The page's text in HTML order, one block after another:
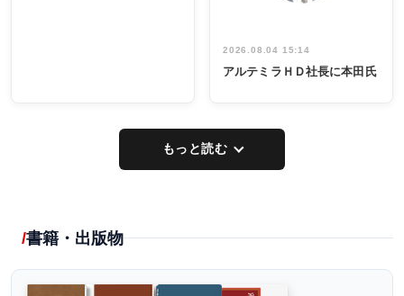
2026.08.04 15:14
アルテミラＨＤ社長に本田氏
もっと読む
書籍・出版物